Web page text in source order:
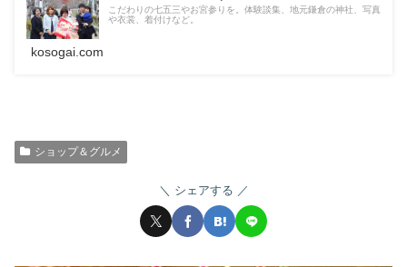
こだわりの七五三やお宮参りを。体験談集、地元鎌倉の神社、写真
や衣裳、着付けなど。
kosogai.com
ショップ＆グルメ
シェアする